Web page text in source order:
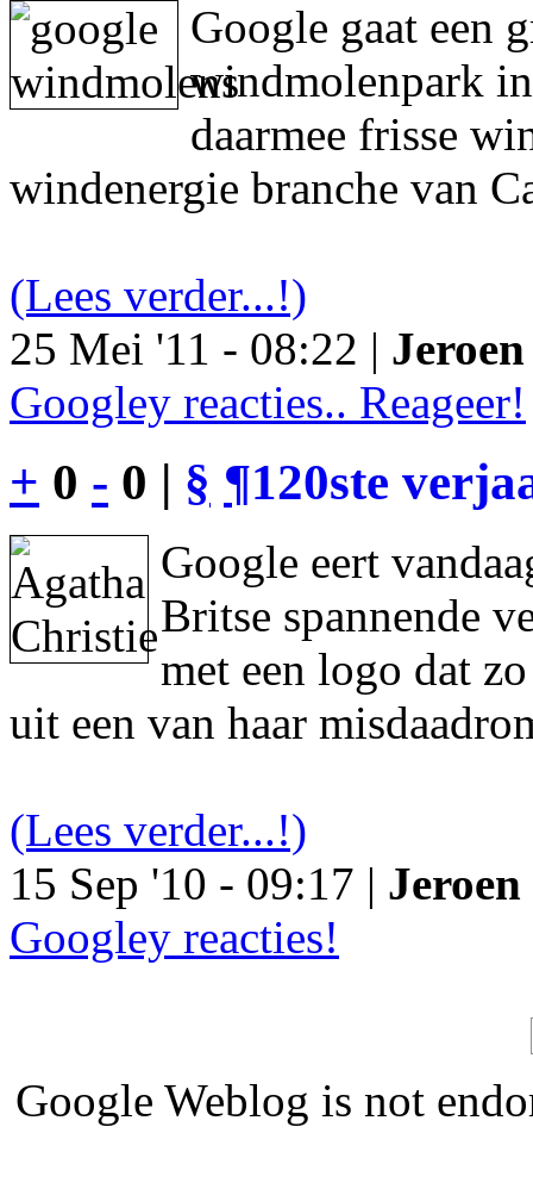
Google gaat een
windmolenpark
daarmee frisse
windenergie branche van
(Lees verder...!)
25 Mei '11 - 08:22 |
Googley reacties.. Reageer!
+ 0 - 0 | § ¶120ste
Google eert
Britse spannende
met een logo dat
uit een van haar
(Lees verder...!)
15 Sep '10 - 09:17 |
Googley reacties!
Google Weblog is not